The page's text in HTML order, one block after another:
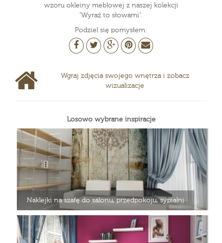
wzoru okleiny meblowej z naszej kolekcji
"Wyraź to słowami".
Podziel się pomysłem:
Wgraj zdjęcia swojego wnętrza i zobacz
wizualizacje
Losowo wybrane inspiracje
Naklejki na szafę do salonu, przedpokoju, sypialni